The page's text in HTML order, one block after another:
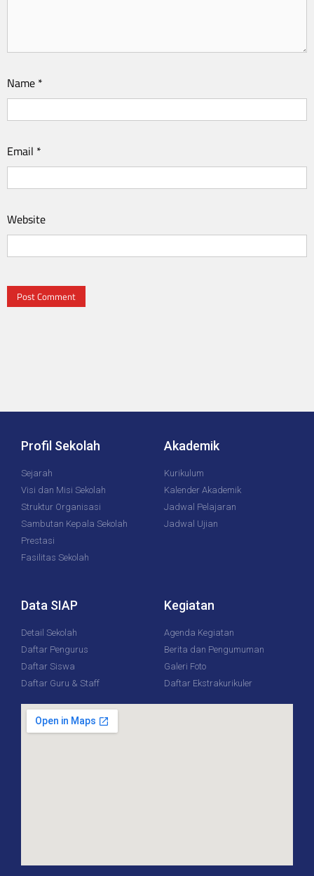
Name *
Email *
Website
Profil Sekolah
Sejarah
Visi dan Misi Sekolah
Struktur Organisasi
Sambutan Kepala Sekolah
Prestasi
Fasilitas Sekolah
Akademik
Kurikulum
Kalender Akademik
Jadwal Pelajaran
Jadwal Ujian
Data SIAP
Detail Sekolah
Daftar Pengurus
Daftar Siswa
Daftar Guru & Staff
Kegiatan
Agenda Kegiatan
Berita dan Pengumuman
Galeri Foto
Daftar Ekstrakurikuler